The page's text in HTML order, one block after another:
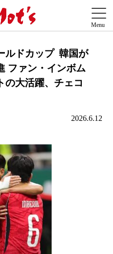
ルドカップ 韓国が
ファン・インボム
の大活躍、チェコ
2026.6.12